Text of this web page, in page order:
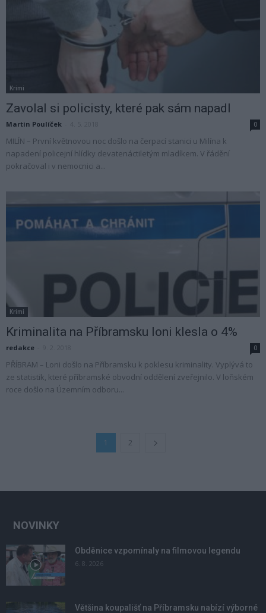
Krimi
Zavolal si policisty, které pak sám napadl
Martin Poulíček 0
MILÍN – První květnovou noc došlo na čerpací stanici u Milína k
napadení policejní hlídky devatenáctiletým mladíkem. V řádění
pokračoval i v nemocnici a...
Krimi
Kriminalita na Příbramsku loni klesla o 4%
redakce 0
PŘÍBRAM – Loni došlo na Příbramsku k poklesu kriminality. Vyplývá to
ze statistik, které příbramské obvodní oddělení zveřejnilo. V loňském
roce došlo na Územním odboru...
1 2
NOVINKY
Obděnice vzpomínaly na filmovou legendu
6. 8. 2026
Většina koupališť na Příbramsku nabízí výborné